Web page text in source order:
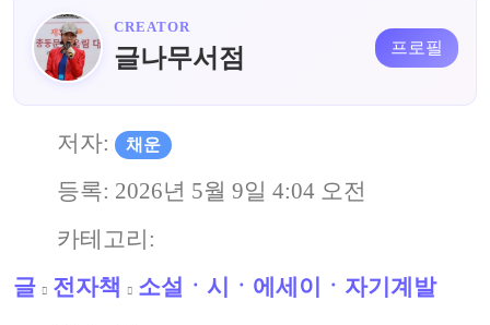
CREATOR
글나무서점 프로필
저자: 채운
등록: 2026년 5월 9일 4:04 오전
카테고리:
글
전자책 소설ㆍ시ㆍ에세이ㆍ자기계발